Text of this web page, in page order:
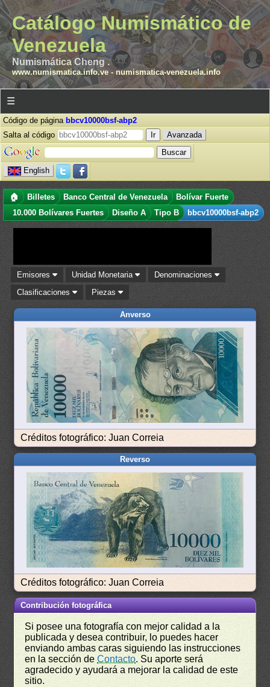
Catálogo Numismático de
Venezuela
Numismática Cheng .
www.numismatica.info.ve- numismatica-venezuela.info
☰
Código de página bbcv10000bsf-abp2
Salta al código
Avanzada
English
🏠 Billetes Banco Central de Venezuela
Bolívar Fuerte
10.000 Bolívares Fuertes
Diseño A Tipo B bbcv10000bsf-abp2
Emisores Unidad Monetaria
Denominaciones
Clasificaciones
Piezas
Anverso
Créditos fotográfico: Juan Correia
Reverso
Créditos fotográfico: Juan Correia
Contribución fotográfica
Si posee una fotografía con mejor calidad a la
publicada y desea contribuir, lo puedes hacer
enviando ambas caras siguiendo las instrucciones
en la sección deContacto. Su aporte será
agradecido y ayudará a mejorar la calidad de este
sitio.